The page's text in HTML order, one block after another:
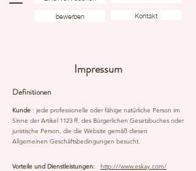
bewerben
Kontakt
Impressum
Definitionen
Kunde : jede professionelle oder fähige natürliche Person im
Sinne der Artikel 1123 ff. des Bürgerlichen Gesetzbuches oder
juristische Person, die die Website gemäß diesen
Allgemeinen Geschäftsbedingungen besucht.
Vorteile und Dienstleistungen:
http:///www.eskay.com/